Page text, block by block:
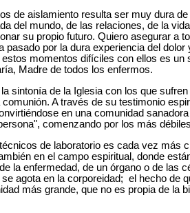
de aislamiento resulta ser muy dura
del mundo, de las relaciones, de la
su propio futuro. Quiero asegurar a
pasado por la dura experiencia del
momentos difíciles con ellos es un
Madre de todos los enfermos.
sintonía de la Iglesia con los que
A través de su testimonio
en una comunidad
comenzando por los más
de laboratorio es cada vez más
en el campo espiritual, donde
la enfermedad, de un órgano o de las
agota en la corporeidad; el hecho de
más grande, que no es propia de la